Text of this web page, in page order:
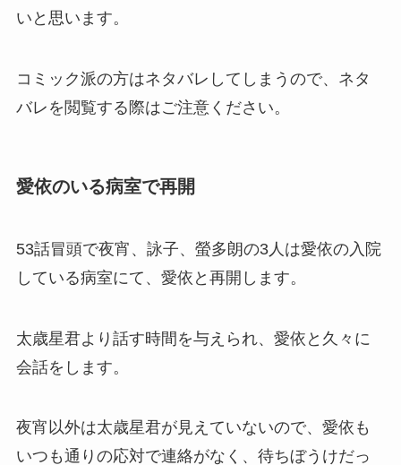
いと思います。
コミック派の方はネタバレしてしまうので、ネタ
バレを閲覧する際はご注意ください。
愛依のいる病室で再開
53話冒頭で夜宵、詠子、螢多朗の3人は愛依の入院
している病室にて、愛依と再開します。
太歳星君より話す時間を与えられ、愛依と久々に
会話をします。
夜宵以外は太歳星君が見えていないので、愛依も
いつも通りの応対で連絡がなく、待ちぼうけだっ